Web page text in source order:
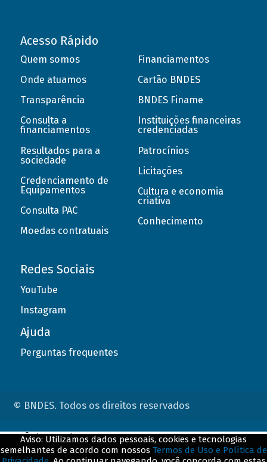
Acesso Rápido
Quem somos
Onde atuamos
Transparência
Consulta a
financiamentos
Resultados para a
sociedade
Credenciamento de
Equipamentos
Consulta PAC
Moedas contratuais
Financiamentos
Cartão BNDES
BNDES Finame
Instituições financeiras
credenciadas
Patrocínios
Licitações
Cultura e economia
criativa
Conhecimento
Redes Sociais
YouTube
Instagram
Ajuda
Perguntas frequentes
© BNDES. Todos os direitos reservados
Aviso: Utilizamos dados pessoais, cookies e tecnologias
semelhantes de acordo com nossos Termos de Uso e Política de
ConteÃºdo complementar
${title}${badge}